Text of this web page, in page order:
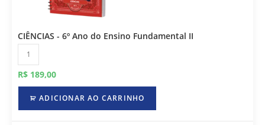
CIÊNCIAS - 6º Ano do Ensino Fundamental II
R$ 189,00
ADICIONAR AO CARRINHO